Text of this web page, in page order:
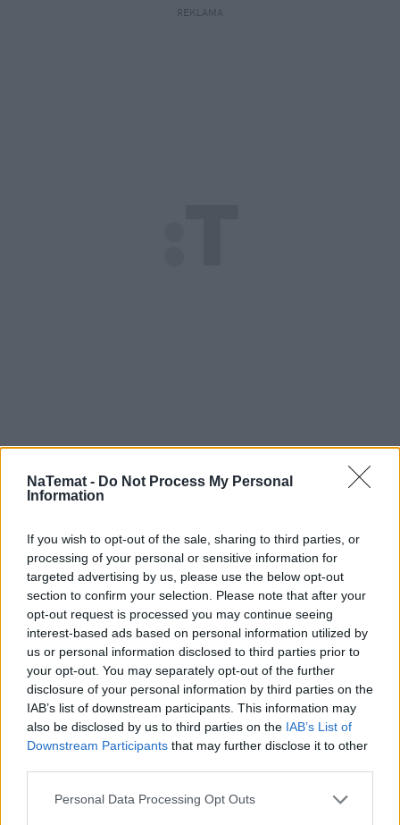
NaTemat - Do Not Process My Personal
Information
If you wish to opt-out of the sale, sharing to third parties, or
processing of your personal or sensitive information for
targeted advertising by us, please use the below opt-out
section to confirm your selection. Please note that after your
opt-out request is processed you may continue seeing
interest-based ads based on personal information utilized by
us or personal information disclosed to third parties prior to
your opt-out. You may separately opt-out of the further
disclosure of your personal information by third parties on the
IAB’s list of downstream participants. This information may
also be disclosed by us to third parties on the IAB’s List of
Downstream Participants that may further disclose it to other
Personal Data Processing Opt Outs
REKLAMA
Pogrzeb Andrzeja Morozowskiego nie
innej sławy